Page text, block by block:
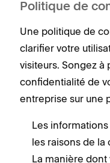
Politique de
Une politique de
clarifier votre
visiteurs. Songez à
confidentialité de
entreprise sur une
Les
les raisons de
La manière